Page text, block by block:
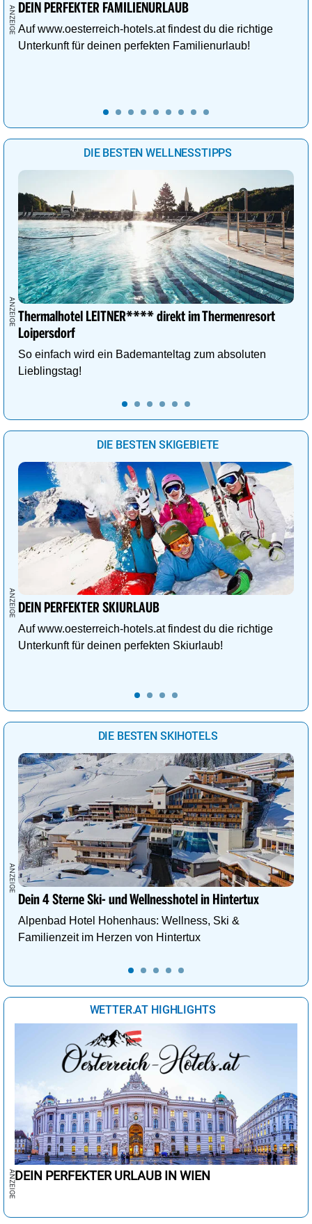
DEIN PERFEKTER FAMILIENURLAUB
Auf www.oesterreich-hotels.at findest du die richtige
Unterkunft für deinen perfekten Familienurlaub!
DIE BESTEN WELLNESSTIPPS
Thermalhotel LEITNER**** direkt im Thermenresort
Loipersdorf
So einfach wird ein Bademanteltag zum absoluten
Lieblingstag!
DIE BESTEN SKIGEBIETE
DEIN PERFEKTER SKIURLAUB
Auf www.oesterreich-hotels.at findest du die richtige
Unterkunft für deinen perfekten Skiurlaub!
DIE BESTEN SKIHOTELS
Dein 4 Sterne Ski- und Wellnesshotel in Hintertux
Alpenbad Hotel Hohenhaus: Wellness, Ski &
Familienzeit im Herzen von Hintertux
WETTER.AT HIGHLIGHTS
DEIN PERFEKTER URLAUB IN WIEN